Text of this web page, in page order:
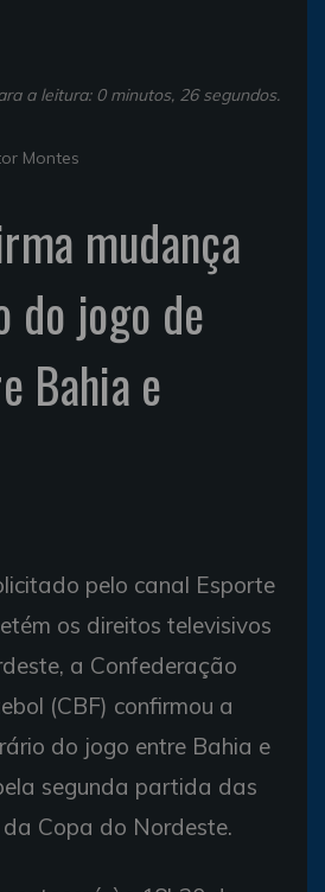
a leitura: 0 minutos, 26 segundos.
Montes
mudança
do jogo de
Bahia e
pelo canal Esporte
os direitos televisivos
a Confederação
(CBF) confirmou a
do jogo entre Bahia e
segunda partida das
Copa do Nordeste.